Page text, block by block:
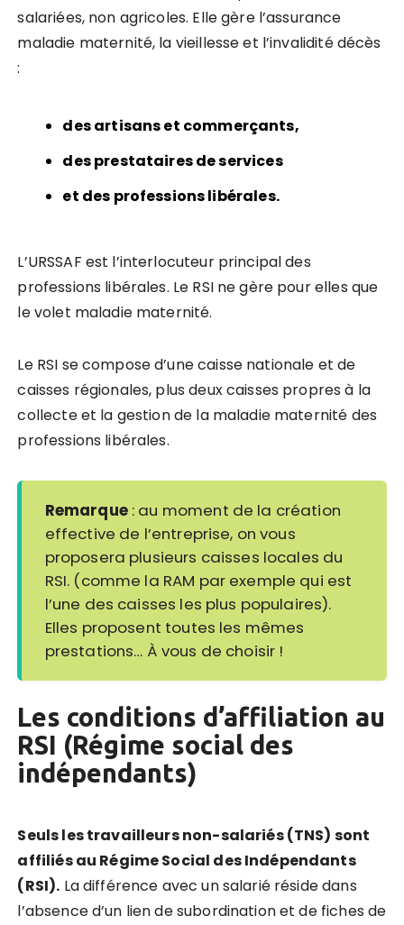
salariées, non agricoles. Elle gère l’assurance
maladie maternité, la vieillesse et l’invalidité décès
:
des artisans et commerçants,
des prestataires de services
et des professions libérales.
L’URSSAF est l’interlocuteur principal des
professions libérales. Le RSI ne gère pour elles que
le volet maladie maternité.
Le RSI se compose d’une caisse nationale et de
caisses régionales, plus deux caisses propres à la
collecte et la gestion de la maladie maternité des
professions libérales.
Remarque: au moment de la création
effective de l’entreprise, on vous
proposera plusieurs caisses locales du
RSI. (comme la RAM par exemple qui est
l’une des caisses les plus populaires).
Elles proposent toutes les mêmes
prestations… À vous de choisir !
Les conditions d’affiliation au
RSI (Régime social des
indépendants)
Seuls les travailleurs non-salariés (TNS) sont
affiliés au Régime Social des Indépendants
(RSI). La différence avec un salarié réside dans
l’absence d’un lien de subordination et de fiches de